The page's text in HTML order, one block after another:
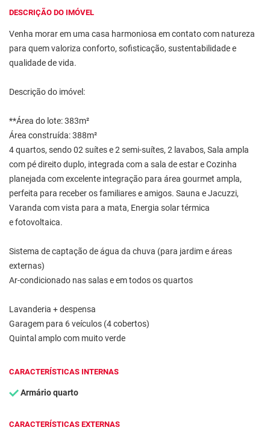
DESCRIÇÃO DO IMÓVEL
Venha morar em uma casa harmoniosa em contato com natureza
para quem valoriza conforto, sofisticação, sustentabilidade e
qualidade de vida.
Descrição do imóvel:
**Área do lote: 383m²
Área construída: 388m²
4 quartos, sendo 02 suítes e 2 semi-suítes, 2 lavabos, Sala ampla
com pé direito duplo, integrada com a sala de estar e Cozinha
planejada com excelente integração para área gourmet ampla,
perfeita para receber os familiares e amigos. Sauna e Jacuzzi,
Varanda com vista para a mata, Energia solar térmica
e fotovoltaica.
Sistema de captação de água da chuva (para jardim e áreas
externas)
Ar-condicionado nas salas e em todos os quartos
Lavanderia + despensa
Garagem para 6 veículos (4 cobertos)
Quintal amplo com muito verde
CARACTERÍSTICAS INTERNAS
Armário quarto
CARACTERÍSTICAS EXTERNAS